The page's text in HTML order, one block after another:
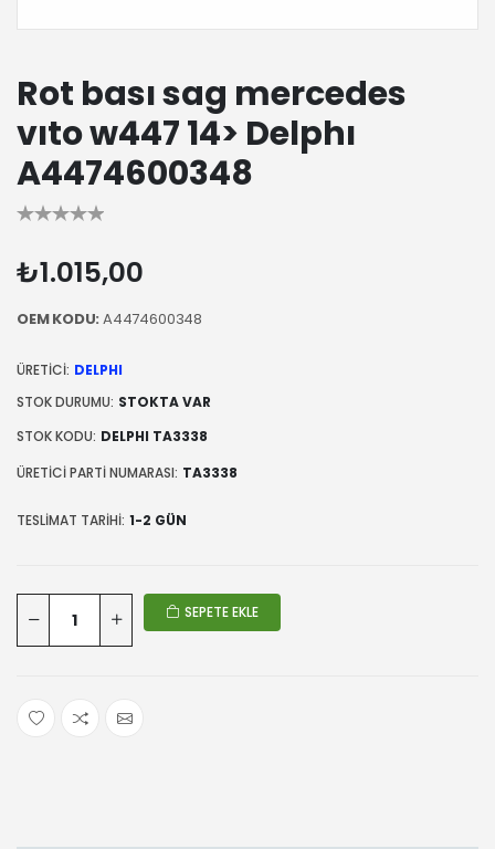
Rot bası sag mercedes
vıto w447 14> Delphı
A4474600348
₺1.015,00
OEM KODU:A4474600348
ÜRETICI: DELPHI
STOK DURUMU: STOKTA VAR
STOK KODU: DELPHI TA3338
ÜRETICI PARTI NUMARASI: TA3338
TESLIMAT TARIHI: 1-2 GÜN
SEPETE EKLE